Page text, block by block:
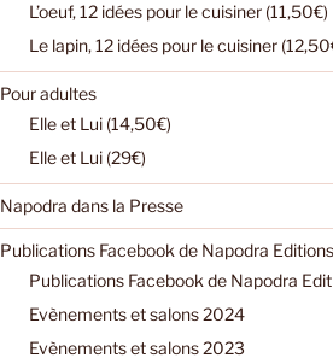
L’oeuf, 12 idées pour le cuisiner (11,50€)
Le lapin, 12 idées pour le cuisiner
Pour adultes
Elle et Lui (14,50€)
Elle et Lui (29€)
Napodra dans la Presse
Publications Facebook de Napodra Editions
Publications Facebook de Napodra
Evènements et salons 2024
Evènements et salons 2023